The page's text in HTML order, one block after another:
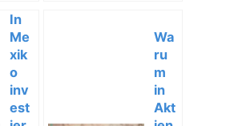
In
Me
xik
o
inv
est
Wa
ru
m
in
Akt